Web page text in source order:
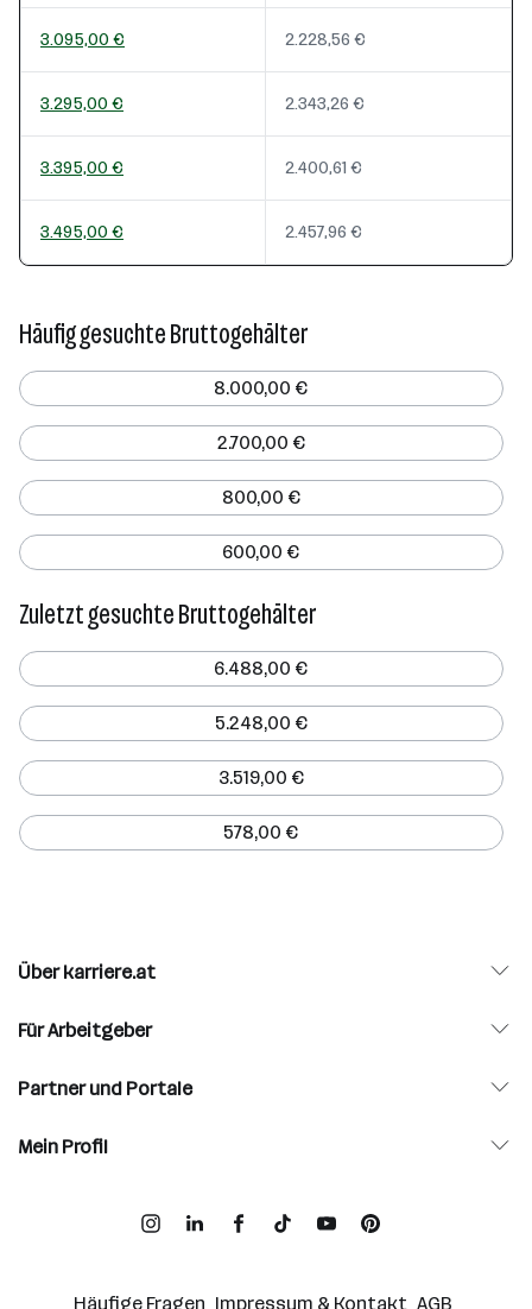
3.095,00 € 2.228,56 €
3.295,00 € 2.343,26 €
3.395,00 € 2.400,61 €
3.495,00 € 2.457,96 €
Häufig gesuchte Bruttogehälter
8.000,00 €
2.700,00 €
800,00 €
600,00 €
Zuletzt gesuchte Bruttogehälter
6.488,00 €
5.248,00 €
3.519,00 €
578,00 €
Über karriere.at
Für Arbeitgeber
Partner und Portale
Mein Profil
Häufige Fragen Impressum & Kontakt AGB